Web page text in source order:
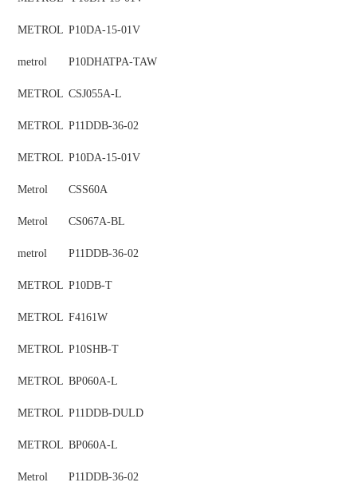
METROL P10DA-15-01V
metrol P10DHATPA-TAW
METROL CSJ055A-L
METROL P11DDB-36-02
METROL P10DA-15-01V
Metrol CSS60A
Metrol CS067A-BL
metrol P11DDB-36-02
METROL P10DB-T
METROL F4161W
METROL P10SHB-T
METROL BP060A-L
METROL P11DDB-DULD
METROL BP060A-L
Metrol P11DDB-36-02